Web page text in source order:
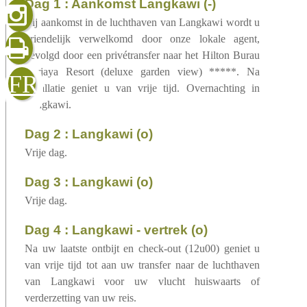
FR
gelezen
sluiten verzenden
dag 1 : Aankomst Langkawi (-)
Bij aankomst in de luchthaven van Langkawi wordt u
vriendelijk verwelkomd door onze lokale agent,
gevolgd door een privétransfer naar het Hilton Burau
Berjaya Resort (deluxe garden view) *****. Na
installatie geniet u van vrije tijd. Overnachting in
Langkawi.
dag 2 : Langkawi (o)
Vrije dag.
dag 3 : Langkawi (o)
Vrije dag.
dag 4 : Langkawi - vertrek (o)
Na uw laatste ontbijt en check-out (12u00) geniet u
van vrije tijd tot aan uw transfer naar de luchthaven
van Langkawi voor uw vlucht huiswaarts of
verderzetting van uw reis.